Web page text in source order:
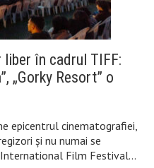
în cadrul TIFF:
„Gorky Resort” o
epicentrul cinematografiei,
și nu numai se
Film Festival…